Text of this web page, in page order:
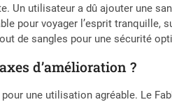
Un utilisateur a dû ajouter une
pour voyager l’esprit
de sangles pour une sécurité
d’amélioration ?
une utilisation agréable. Le